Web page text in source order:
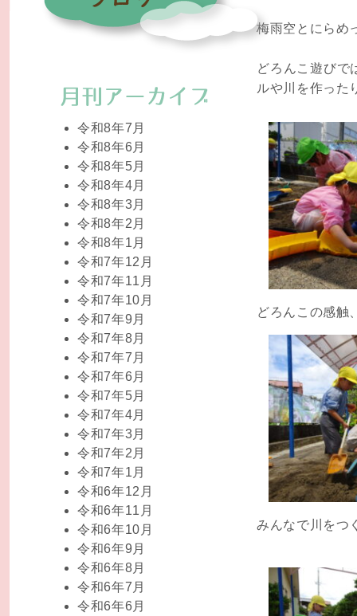
梅雨空とにらめ
どろんこ遊びで
ルや川を作った
どろんこの感触
みんなで川をつ
令和8年7月
令和8年6月
令和8年5月
令和8年4月
令和8年3月
令和8年2月
令和8年1月
令和7年12月
令和7年11月
令和7年10月
令和7年9月
令和7年8月
令和7年7月
令和7年6月
令和7年5月
令和7年4月
令和7年3月
令和7年2月
令和7年1月
令和6年12月
令和6年11月
令和6年10月
令和6年9月
令和6年8月
令和6年7月
令和6年6月